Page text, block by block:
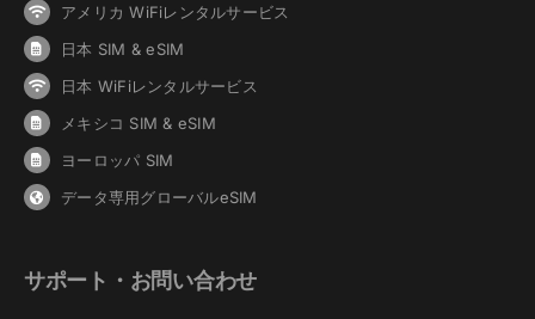
アメリカ WiFiレンタルサービス
日本 SIM & eSIM
日本 WiFiレンタルサービス
メキシコ SIM & eSIM
ヨーロッパ SIM
データ専用グローバルeSIM
サポート・お問い合わせ